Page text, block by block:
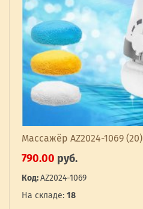
Массажёр AZ2024-1069 (20)
790.00 руб.
Код:AZ2024-1069
На складе: 18